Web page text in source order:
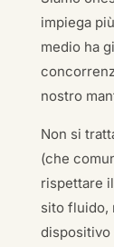
impiega
medio ha
nostro
Non si
(che
rispettare
sito fluido,
dispositivo